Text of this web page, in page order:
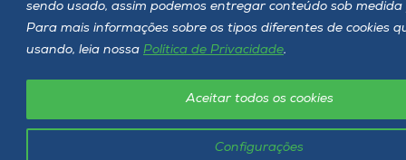
sendo usado, assim podemos entregar conteúdo sob medida
Para mais informações sobre os tipos diferentes de cookies
usando, leia nossa Política de Privacidade.
Configurações
Aceitar todos os cookies